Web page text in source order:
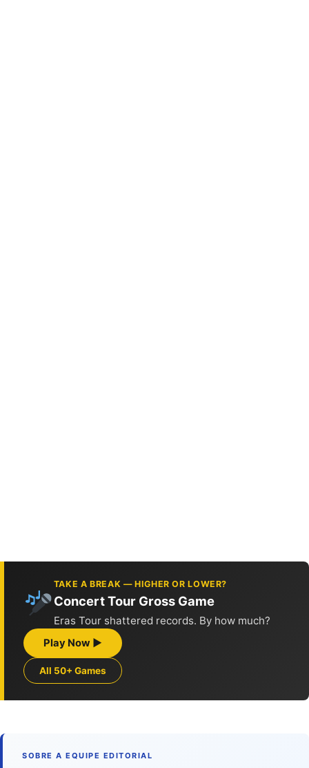
TAKE A BREAK — HIGHER OR LOWER?
Concert Tour Gross Game
Eras Tour shattered records. By how much?
Play Now ▶
All 50+ Games
SOBRE A EQUIPE EDITORIAL